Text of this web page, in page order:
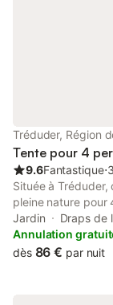
Tréduder, Région
Tente pour 4
9.6Fantastique⋅
Située à
pleine nature pour
du centre-ville et
départ pour
chambre équipée
Jardin
Draps de
Annulation
dès 86 € par nuit